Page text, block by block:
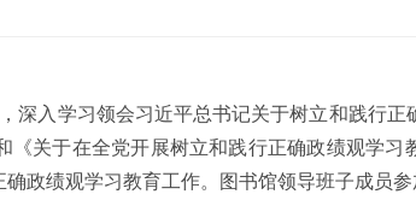
深入学习领会习近平总书记关于树立和践行
关于在全党开展树立和践行正确政绩观学习
政绩观学习教育工作。图书馆领导班子成员